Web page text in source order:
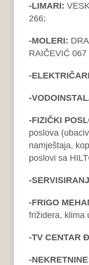
-LIMARI:
266;
-MOLERI:
RAIČEVIĆ 067
-
-
-FIZIČKI
poslova
namještaja,
poslovi sa
-
-FRIGO
frižidera, klima
-TV CENTAR
-